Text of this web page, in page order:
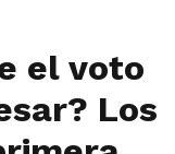
el voto
Los